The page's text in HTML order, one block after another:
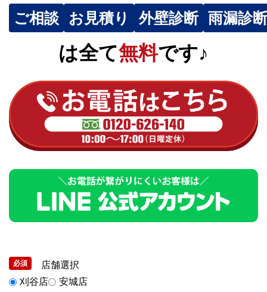
ご相談 お見積り 外壁診断 雨漏診断
は全て無料です♪
必須
店舗選択
刈谷店
安城店